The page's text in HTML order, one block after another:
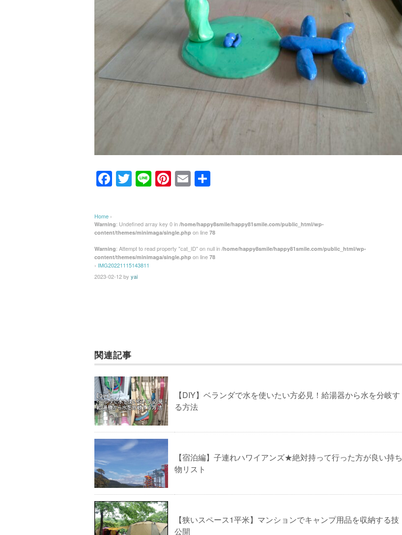
F
a
e
b
o
o
T
wi
er
Li
n
Pi
nt
e
st
E
m
Home ›
Warning: Undefined array key 0 in /home/happy8smile/happy81smile.com/public_html/wp-
content/themes/minimaga/single.php on line 78
Warning: Attempt to read property "cat_ID" on null in /home/happy8smile/happy81smile.com/public_html/wp-
content/themes/minimaga/single.php on line 78
› IMG20221115143811
2023-02-12by yai
関連記事
【DIY】ベランダで水を使いたい方必見！給湯器から水を分岐す
る方法
【宿泊編】子連れハワイアンズ★絶対持って行った方が良い持ち
物リスト
【狭いスペース1平米】マンションでキャンプ用品を収納する技
公開